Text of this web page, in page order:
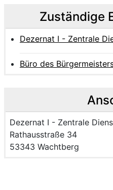
Zuständige
Dezernat I - Zentrale
Büro des
Name der Einrichtung:
Dezernat I - Zentrale
Strasse und Hausnummer
Rathausstraße 34
PLZ und Ort
53343 Wachtberg